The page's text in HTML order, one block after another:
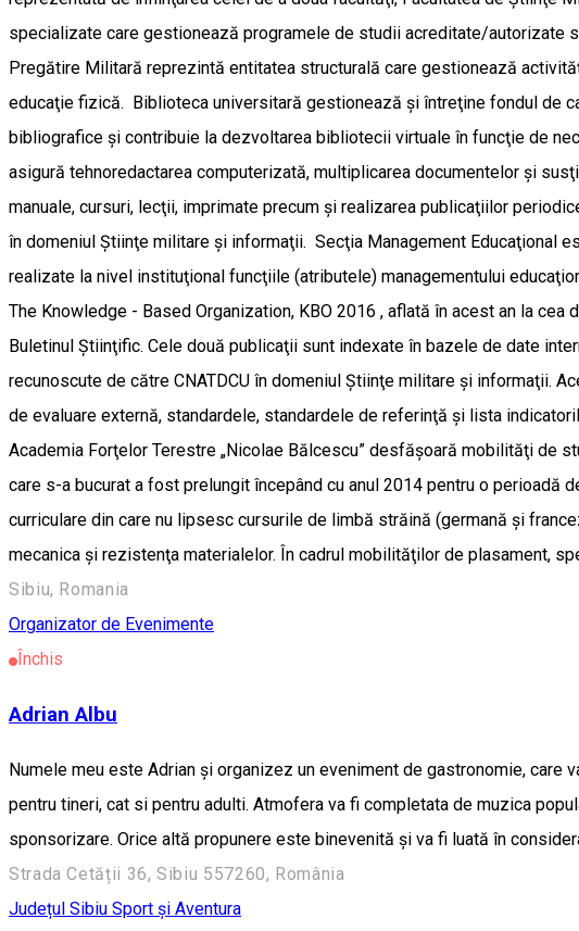
specializate care gestionează programele de studii acreditate/
Pregătire Militară reprezintă entitatea structurală care gestionează
educaţie fizică. Biblioteca universitară gestionează şi întreţine fondul de
bibliografice şi contribuie la dezvoltarea bibliotecii virtuale în funcţie de
asigură tehnoredactarea computerizată, multiplicarea documentelor şi
manuale, cursuri, lecţii, imprimate precum şi realizarea publicaţiilor
în domeniul Ştiinţe militare şi informaţii. Secţia Management Educaţional
realizate la nivel instituţional funcţiile (atributele) managementului
The Knowledge - Based Organization, KBO 2016 , aflată în acest an la
Buletinul Ştiinţific. Cele două publicaţii sunt indexate în bazele de date
recunoscute de către CNATDCU în domeniul Ştiinţe militare şi
de evaluare externă, standardele, standardele de referinţă şi lista
Academia Forţelor Terestre „Nicolae Bălcescu” desfăşoară mobilităţi de
care s-a bucurat a fost prelungit începând cu anul 2014 pentru o perioadă
curriculare din care nu lipsesc cursurile de limbă străină (germană şi
mecanica şi rezistenţa materialelor. În cadrul mobilităţilor de plasament,
Sibiu, Romania
Organizator de Evenimente
Închis
Adrian Albu
Numele meu este Adrian și organizez un eveniment de gastronomie, care
pentru tineri, cat si pentru adulti. Atmofera va fi completata de muzica
sponsorizare. Orice altă propunere este binevenită și va fi luată în
Strada Cetății 36, Sibiu 557260, România
Județul Sibiu Sport și Aventura